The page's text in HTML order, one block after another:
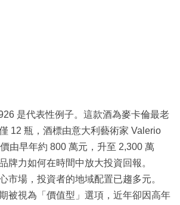
是代表性例子。這款酒為麥卡倫最老
12 瓶，酒標由意大利藝術家 Valerio
由早年約 800 萬元，升至 2,300 萬
牌力如何在時間中放大投資回報。
市場，投資者的地域配置已趨多元。
被視為「價值型」選項，近年卻因高年